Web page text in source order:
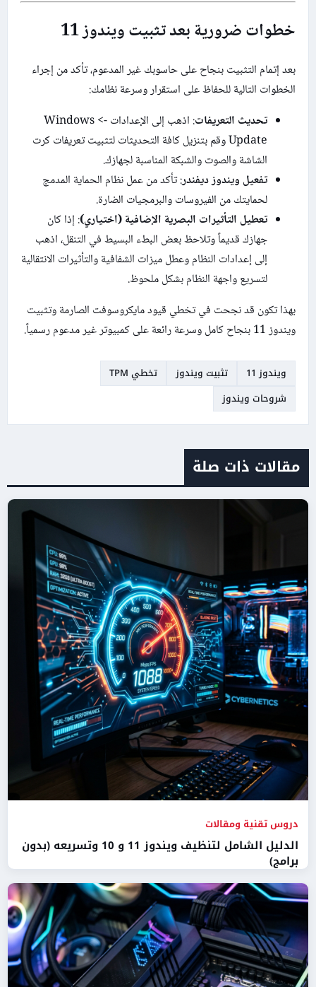
خطوات ضرورية بعد تثبيت ويندوز 11
بعد إتمام التثبيت بنجاح على حاسوبك غير المدعوم، تأكد من إجراء
الخطوات التالية للحفاظ على استقرار وسرعة نظامك:
تحديث التعريفات
: اذهب إلى الإعدادات -> Windows
Update وقم بتنزيل كافة التحديثات لتثبيت تعريفات كرت
الشاشة والصوت والشبكة المناسبة لجهازك.
تفعيل ويندوز ديفندر: تأكد من عمل نظام الحماية المدمج
لحمايتك من الفيروسات والبرمجيات الضارة.
تعطيل التأثيرات البصرية الإضافية (اختياري): إذا كان
جهازك قديماً وتلاحظ بعض البطء البسيط في التنقل، اذهب
إلى إعدادات النظام وعطل ميزات الشفافية والتأثيرات الانتقالية
لتسريع واجهة النظام بشكل ملحوظ.
بهذا تكون قد نجحت في تخطي قيود مايكروسوفت الصارمة وتثبيت
ويندوز 11 بنجاح كامل وسرعة رائعة على كمبيوتر غير مدعوم رسمياً.
ويندوز 11 تثبيت ويندوز
تخطي TPM
شروحات ويندوز
مقالات ذات صلة
دروس تقنية ومقالات
الدليل الشامل لتنظيف ويندوز 11 و 10 وتسريعه (بدون
برامج)